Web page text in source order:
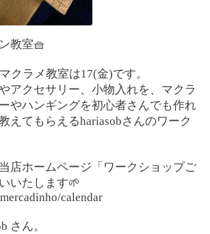
教室🧺
クラメ教室は17(金)です。
アクセサリー、小物入れを、マクラ
やハンギングを初心者さんでも作れ
えてもらえるhariasobさんのワーク
店ホームページ「ワークショップご
いたします🌱
calendar
さん。